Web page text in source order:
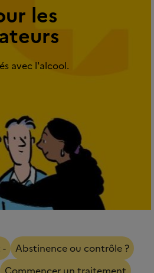
les
avec l'alcool.
-
Abstinence ou contrôle ?